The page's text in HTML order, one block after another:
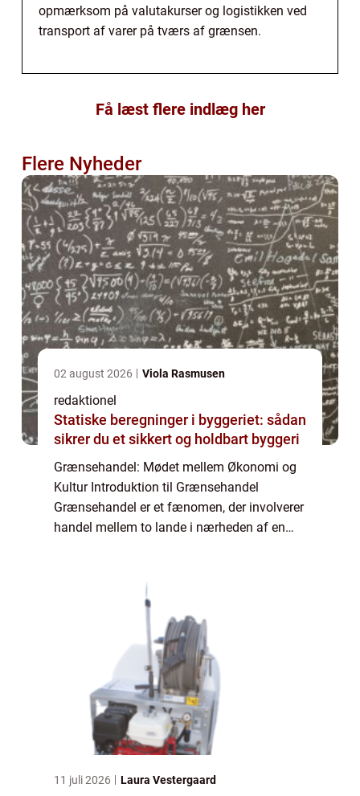
opmærksom på valutakurser og logistikken ved
transport af varer på tværs af grænsen.
Få læst flere indlæg her
Flere Nyheder
02 august 2026 Viola Rasmusen
redaktionel
Statiske beregninger i byggeriet: sådan
sikrer du et sikkert og holdbart byggeri
Grænsehandel: Mødet mellem Økonomi og
Kultur Introduktion til Grænsehandel
Grænsehandel er et fænomen, der involverer
handel mellem to lande i nærheden af en
11 juli 2026 Laura Vestergaard